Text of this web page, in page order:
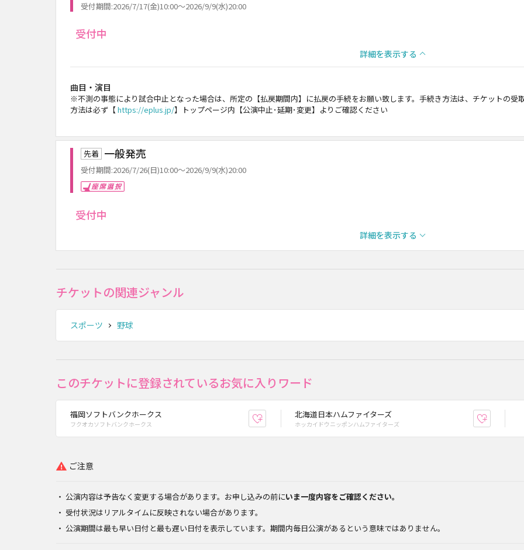
受付期間:2026/7/17(金)10:00～2026/9/9(水)20:00
受付中
詳細を表示する
曲目・演目
※不測の事態により試合中止となった場合は、所定の【払戻期間内】に払戻の手続をお願い致します。手続き方法は、チケットの
方法は必ず【https://eplus.jp/】トップページ内【公演中止･延期･変更】よりご確認ください
先着 一般発売
受付期間:2026/7/26(日)10:00～2026/9/9(水)20:00
受付中
詳細を表示する
チケットの関連ジャンル
スポーツ 野球
このチケットに登録されているお気に入りワード
福岡ソフトバンクホークス
フクオカソフトバンクホークス お気に入り登録北海道日本ハムファイターズ
ホッカイドウニッポンハムファイターズ
ご注意
公演内容は予告なく変更する場合があります。お申し込みの前にいま一度内容をご確認ください。
受付状況はリアルタイムに反映されない場合があります。
公演期間は最も早い日付と最も遅い日付を表示しています。期間内毎日公演があるという意味ではありません。